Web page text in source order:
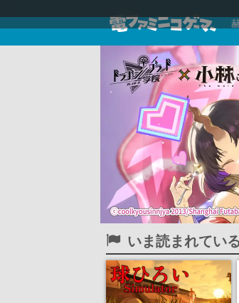
いま読まれてい